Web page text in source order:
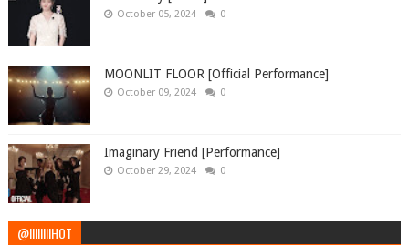
October 05, 2024 0
MOONLIT FLOOR [Official Performance]
October 09, 2024 0
Imaginary Friend [Performance]
October 29, 2024 0
@IIIIIIIIHOT